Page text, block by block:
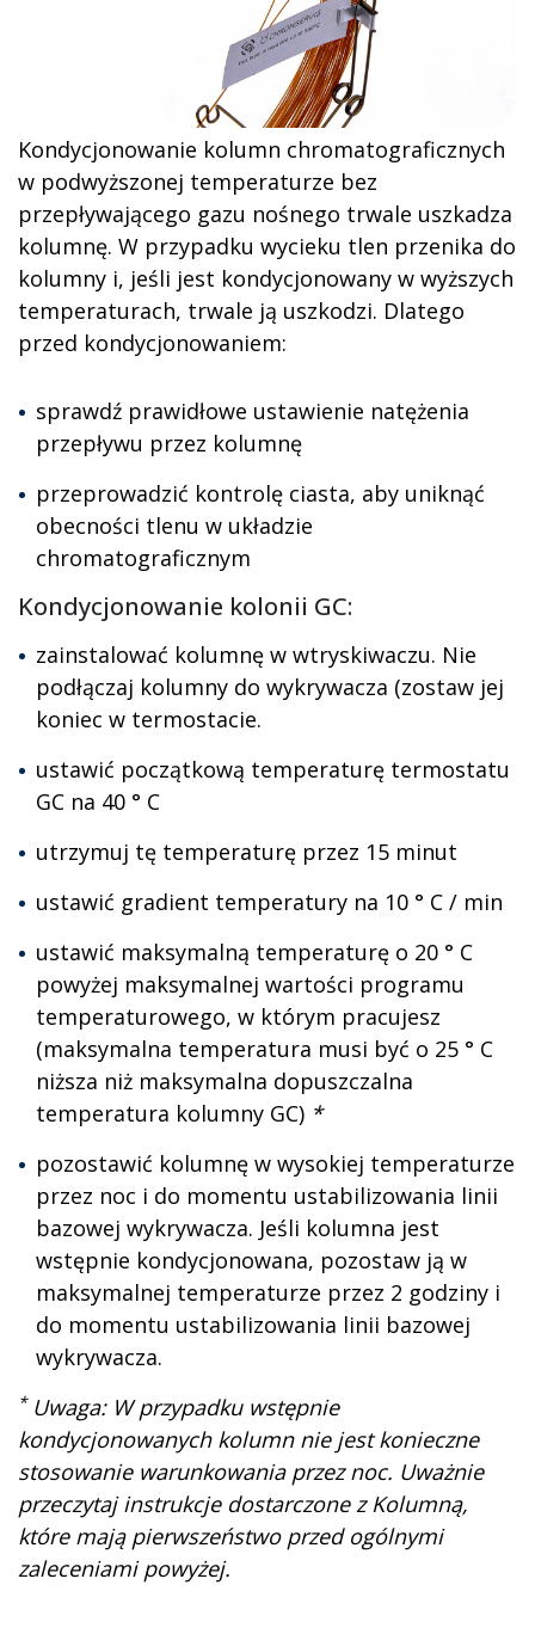
Kondycjonowanie kolumn chromatograficznych
w podwyższonej temperaturze bez
przepływającego gazu nośnego trwale uszkadza
kolumnę. W przypadku wycieku tlen przenika do
kolumny i, jeśli jest kondycjonowany w wyższych
temperaturach, trwale ją uszkodzi. Dlatego
przed kondycjonowaniem:
sprawdź prawidłowe ustawienie natężenia
przepływu przez kolumnę
przeprowadzić kontrolę ciasta, aby uniknąć
obecności tlenu w układzie
chromatograficznym
Kondycjonowanie kolonii GC:
zainstalować kolumnę w wtryskiwaczu. Nie
podłączaj kolumny do wykrywacza (zostaw jej
koniec w termostacie.
ustawić początkową temperaturę termostatu
GC na 40 ° C
utrzymuj tę temperaturę przez 15 minut
ustawić gradient temperatury na 10 ° C / min
ustawić maksymalną temperaturę o 20 ° C
powyżej maksymalnej wartości programu
temperaturowego, w którym pracujesz
(maksymalna temperatura musi być o 25 ° C
niższa niż maksymalna dopuszczalna
temperatura kolumny GC) *
pozostawić kolumnę w wysokiej temperaturze
przez noc i do momentu ustabilizowania linii
bazowej wykrywacza. Jeśli kolumna jest
wstępnie kondycjonowana, pozostaw ją w
maksymalnej temperaturze przez 2 godziny i
do momentu ustabilizowania linii bazowej
wykrywacza.
*Uwaga: W przypadku wstępnie
kondycjonowanych kolumn nie jest konieczne
stosowanie warunkowania przez noc. Uważnie
przeczytaj instrukcje dostarczone z Kolumną,
które mają pierwszeństwo przed ogólnymi
zaleceniami powyżej.